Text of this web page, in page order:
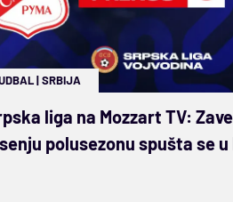
|SRBIJA
liga na Mozzart TV:
polusezonu spušta se u